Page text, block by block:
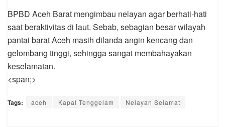
BPBD Aceh Barat mengimbau nelayan agar berhati-hati
saat beraktivitas di laut. Sebab, sebagian besar wilayah
pantai barat Aceh masih dilanda angin kencang dan
gelombang tinggi, sehingga sangat membahayakan
keselamatan.
<span;>
Tags: aceh Kapal Tenggelam Nelayan Selamat